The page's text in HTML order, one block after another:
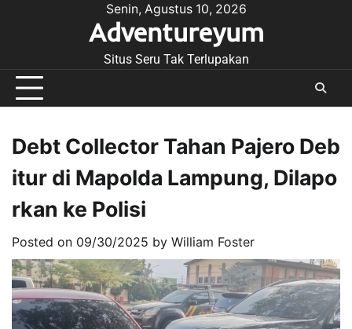
Senin, Agustus 10, 2026
Adventureyum
Situs Seru Tak Terlupakan
Debt Collector Tahan Pajero Deb
itur di Mapolda Lampung, Dilapo
rkan ke Polisi
Posted on 09/30/2025 by William Foster